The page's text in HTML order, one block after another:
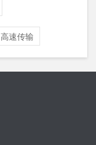
高速传输